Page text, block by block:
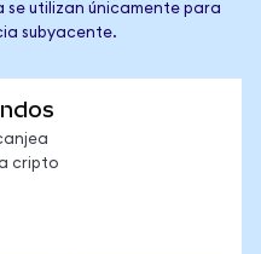
utilizan únicamente para
subyacente.
cripto